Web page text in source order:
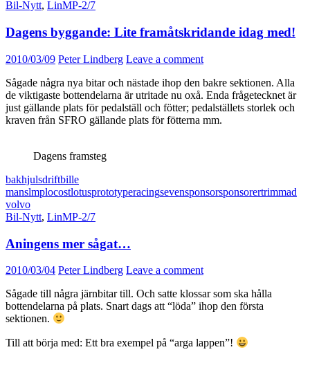
Bil-Nytt, LinMP-2/7
Dagens byggande: Lite framåtskridande idag med!
2010/03/09 Peter Lindberg Leave a comment
Sågade några nya bitar och nästade ihop den bakre sektionen. Alla
de viktigaste bottendelarna är utritade nu oxå. Enda frågetecknet är
just gällande plats för pedalställ och fötter; pedalställets storlek och
kraven från SFRO gällande plats för fötterna mm.
Dagens framsteg
bakhjulsdriftbille
manslmplocostlotusprototyperacingsevensponsorsponsorertrimmad
volvo
Bil-Nytt, LinMP-2/7
Aningens mer sågat…
2010/03/04 Peter Lindberg Leave a comment
Sågade till några järnbitar till. Och satte klossar som ska hålla
bottendelarna på plats. Snart dags att “löda” ihop den första
sektionen.
Till att börja med: Ett bra exempel på “arga lappen”!